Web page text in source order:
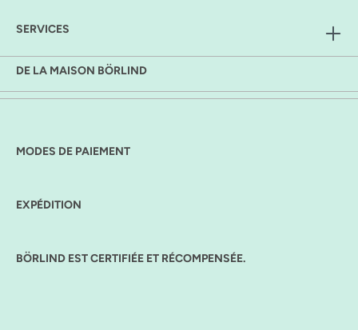
SERVICES
DE LA MAISON BÖRLIND
MODES DE PAIEMENT
EXPÉDITION
BÖRLIND EST CERTIFIÉE ET RÉCOMPENSÉE.